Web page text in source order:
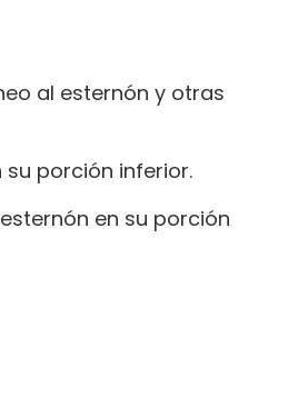
al esternón y otras
porción inferior.
en su porción